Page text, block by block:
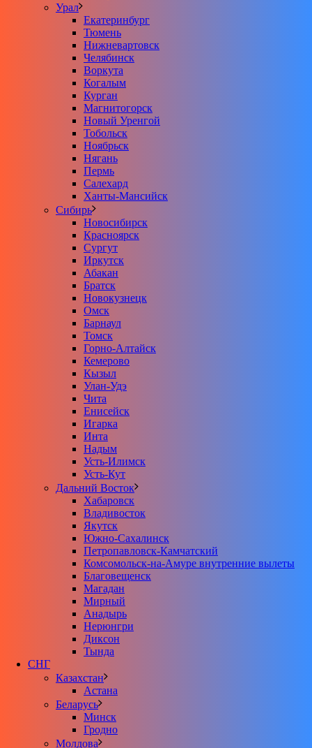
Урал
Екатеринбург
Тюмень
Нижневартовск
Челябинск
Воркута
Когалым
Курган
Магнитогорск
Новый Уренгой
Тобольск
Ноябрьск
Нягань
Пермь
Салехард
Ханты-Мансийск
Сибирь
Новосибирск
Красноярск
Сургут
Иркутск
Абакан
Братск
Новокузнецк
Омск
Барнаул
Томск
Горно-Алтайск
Кемерово
Кызыл
Улан-Удэ
Чита
Енисейск
Игарка
Инта
Надым
Усть-Илимск
Усть-Кут
Дальний Восток
Хабаровск
Владивосток
Якутск
Южно-Сахалинск
Петропавловск-Камчатский
Комсомольск-на-Амуре внутренние вылеты
Благовещенск
Магадан
Мирный
Анадырь
Нерюнгри
Диксон
Тында
СНГ
Казахстан
Астана
Беларусь
Минск
Гродно
Молдова